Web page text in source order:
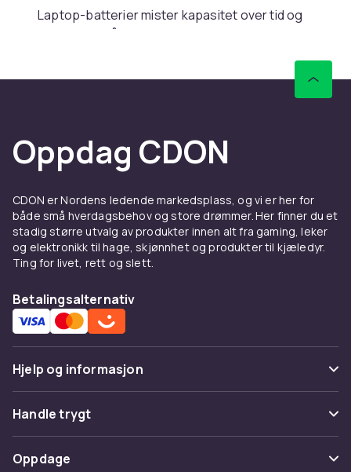
Laptop-batterier mister kapasitet over tid og
bør byttes når de ikke lenger holder
Kjøp batterier til bærbare datamaskiner hos
CDON.
Fordeler og bruksanvisning
for Batterier til bærbare
datamaskiner
datamaskiner fra ledende produsenter til
konkurransedyktige priser. Vårt brede
innstegsmodeller til avanserte profesjonelle
løsninger. Alle produkter er sertifiserte og
sikkerhetsstandarder.
Når du kjøper Batterier til bærbare
datamaskiner hos CDON, får du tilgang til
Oppdag CDON
CDON er Nordens ledende markedsplass, og vi er her for
både små hverdagsbehov og store drømmer. Her finner du et
stadig større utvalg av produkter innen alt fra gaming, leker
og elektronikk til hage, skjønnhet og produkter til kjæledyr.
Ting for livet, rett og slett.
Betalingsalternativ
Hjelp og informasjon
Vanlige spørsmål
Spor pakke
Handle trygt
Betaling
Oppdage